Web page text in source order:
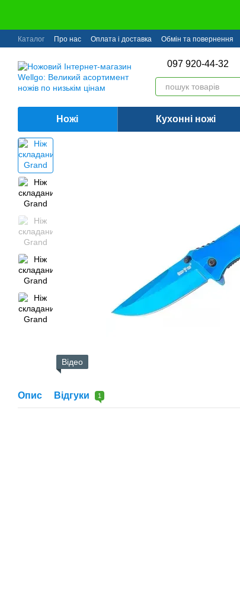
Каталог Про нас Оплата і доставка Обмін та повернення
097 920-44-32
Ножі Кухонні ножі
Відео
Опис Відгуки 1